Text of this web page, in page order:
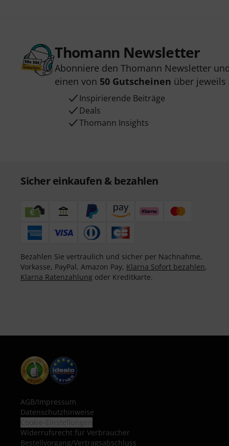
Thomann Newsletter
Abonniere den Thomann Newsletter
einen von 50 Gutscheinen über jeweils
Inspirierende Beiträge
Deals
Thomann Insights
Sicher einkaufen & bezahlen
Bezahlen Sie vertraulich und sicher per Nachnahme,
Vorkasse, PayPal, Amazon Pay, Klarna Sofort bezahlen,
Klarna Ratenzahlung oder Kreditkarte.
AGB/Impressum
Datenschutzhinweise
Widerrufsrecht für Verbraucher
Bestellvorgang/Vertragsabschluss